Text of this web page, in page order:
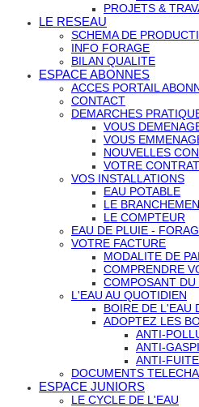
PROJETS &
LE RESEAU
SCHEMA DE
INFO FORAGE
BILAN QUALITE
ESPACE ABONNES
ACCES PORTAIL
CONTACT
DEMARCHES
VOUS
VOUS
NOUVELLES
VOTRE
VOS INSTALLATIONS
EAU POTABLE
LE
LE COMPTEUR
EAU DE PLUIE -
VOTRE FACTURE
MODALITE DE
COMPRENDRE
COMPOSANT DU
L'EAU AU QUOTIDIEN
BOIRE DE L'EAU
ADOPTEZ LES
ANTI-
ANTI-
ANTI-
DOCUMENTS
ESPACE JUNIORS
LE CYCLE DE L'EAU